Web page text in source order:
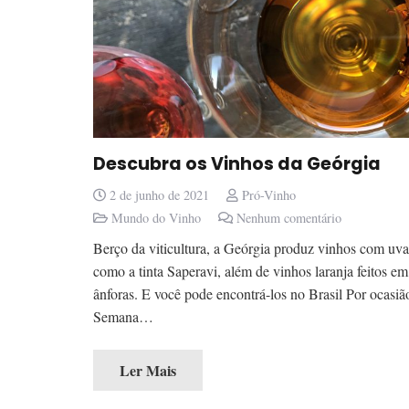
Descubra os Vinhos da Geórgia
2 de junho de 2021
Pró-Vinho
Mundo do Vinho
Nenhum comentário
Berço da viticultura, a Geórgia produz vinhos com
como a tinta Saperavi, além de vinhos laranja feitos em
ânforas. E você pode encontrá-los no Brasil Por
Semana…
Ler Mais